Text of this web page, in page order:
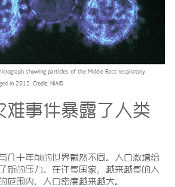
showing particles of the Middle East respiratory
in 2012. Credit: NIAID
难事件暴露了人类
几十年前的世界截然不同。人口激增给
新的压力。在许多国家，越来越多的人
范围内，人口密度越来越大。